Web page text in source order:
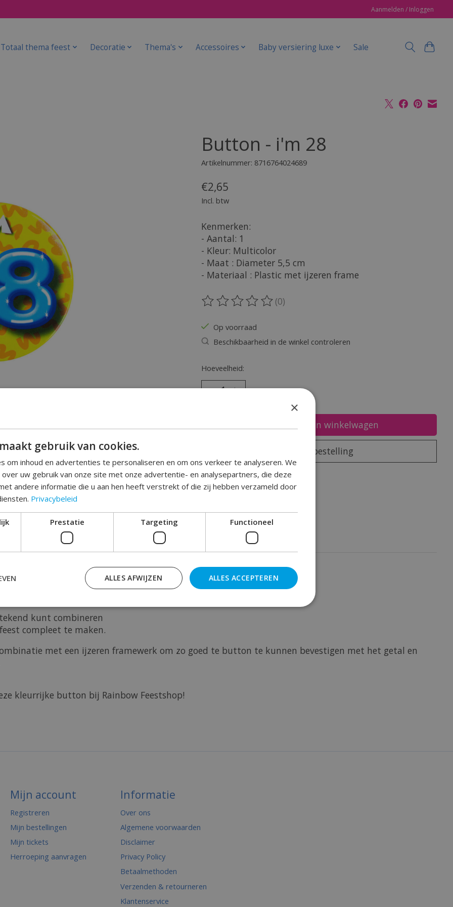
Aanmelden / Inloggen
Totaal thema feest Decoratie Thema's Accessoires Baby versiering luxe Sale
Button - i'm 28
Artikelnummer: 8716764024689
€2,65
Incl. btw
Kenmerken:
- Aantal: 1
- Kleur: Multicolor
- Maat : Diameter 5,5 cm
- Materiaal : Plastic met ijzeren frame
De beoordeling van dit product is
(0)
Op voorraad
Beschikbaarheid in de winkel controleren
Hoeveelheid:
Toevoegen aan winkelwagen
Plaats bestelling
Toevoegen om te vergelijken
zetten door een opvallende button te geven ?
kunt combineren
compleet te maken.
met een ijzeren framewerk om zo goed te button te kunnen bevestigen met het getal en
kleurrijke button bij Rainbow Feestshop!
Mijn account
Registreren
Mijn bestellingen
Mijn tickets
Herroeping aanvragen
Informatie
Over ons
Algemene voorwaarden
Disclaimer
Privacy Policy
Betaalmethoden
Verzenden & retourneren
Klantenservice
×
gebruik van cookies.
om inhoud en advertenties te personaliseren en om ons verkeer te analyseren. We
uw gebruik van onze site met onze advertentie- en analysepartners, die deze
andere informatie die u aan hen heeft verstrekt of die zij hebben verzameld door
Privacybeleid
Prestatie Targeting Functioneel
ALLES ACCEPTEREN
ALLES AFWIJZEN